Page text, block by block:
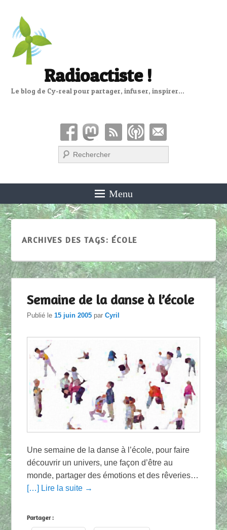
Radioactiste !
Le blog de Cy-real pour partager, infuser, inspirer…
Recherche
Menu
ARCHIVES DES TAGS: ÉCOLE
Semaine de la danse à l’école
Publié le15 juin 2005 parCyril
Une semaine de la danse à l’école, pour faire
découvrir un univers, une façon d’être au
monde, partager des émotions et des rêveries…
[…] Lire la suite →
Partager :